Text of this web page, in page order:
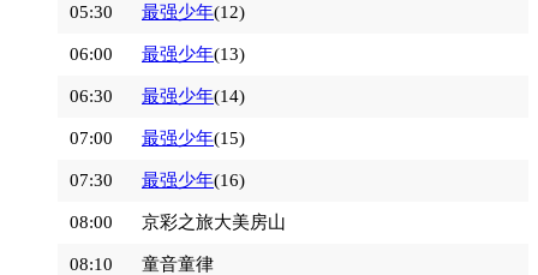
05:30 最强少年(12)
06:00 最强少年(13)
06:30 最强少年(14)
07:00 最强少年(15)
07:30 最强少年(16)
08:00 京彩之旅大美房山
08:10 童音童律